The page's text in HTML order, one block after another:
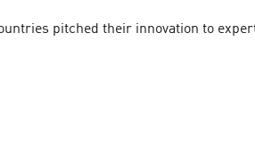
pitched their innovation to